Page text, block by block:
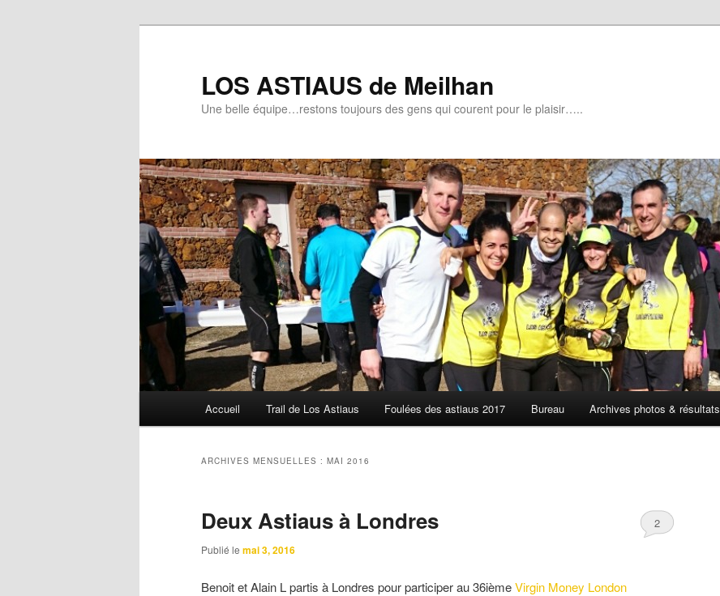
LOS ASTIAUS de Meilhan
Une belle équipe…restons toujours des gens qui courent pour le plaisir…..
Accueil Trail de Los Astiaus Foulées des astiaus 2017 Bureau Archives photos & résultats
ARCHIVES MENSUELLES : MAI 2016
Deux Astiaus à Londres
Publié le mai 3, 2016
2
Benoit et Alain L partis à Londres pour participer au 36ièmeVirgin Money London